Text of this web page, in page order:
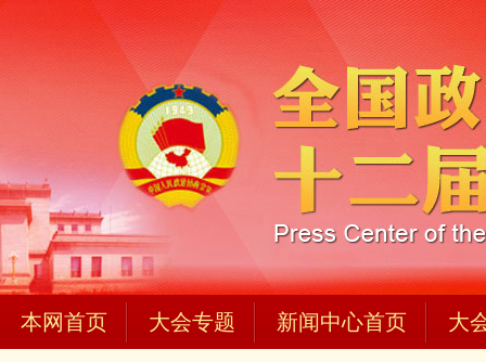
本网首页 大会专题 新闻中心首页 大